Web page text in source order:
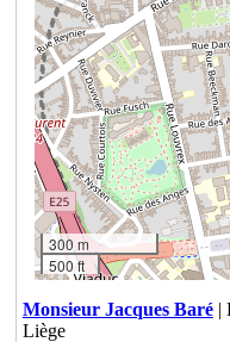
300 m
500 ft
Monsieur Jacques Baré|
Liège